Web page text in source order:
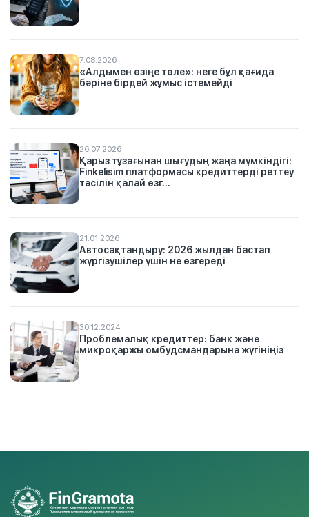
7.08.2026
«Алдымен өзіңе төле»: неге бұл қағида
бәріне бірдей жұмыс істемейді
26.07.2026
Қарыз тұзағынан шығудың жаңа мүмкіндігі:
Finkelisim платформасы кредиттерді реттеу
тәсілін қалай өзг...
21.01.2026
Автосақтандыру: 2026 жылдан бастап
жүргізушілер үшін не өзгереді
30.12.2024
Проблемалық кредиттер: банк және
микроқаржы омбудсмандарына жүгініңіз